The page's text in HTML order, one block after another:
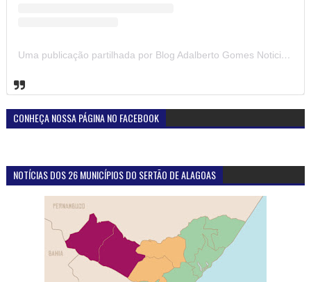
Uma publicação partilhada por Blog Adalberto Gomes Noticias (@blogadalbertogomesnoticiass)
CONHEÇA NOSSA PÁGINA NO FACEBOOK
NOTÍCIAS DOS 26 MUNICÍPIOS DO SERTÃO DE ALAGOAS